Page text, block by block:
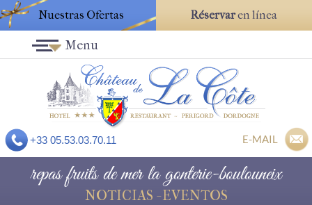
Nuestras Ofertas Réservaren línea
+33 05.53.03.70.11 E-MAIL
Menu
repas fruits de mer la gonterie-boulouneix
NOTICIAS - EVENTOS